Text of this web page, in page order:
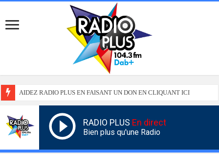
AIDEZ RADIO PLUS EN FAISANT UN DON EN CLIQUANT ICI
RADIO PLUS En direct
Bien plus qu'une Radio